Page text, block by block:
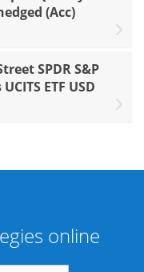
(Acc)
SPDR S&P
ETF USD
online